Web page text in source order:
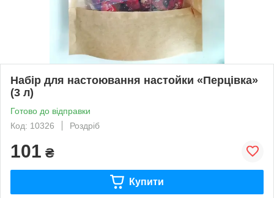
Набір для настоювання настойки «Перцівка»
(3 л)
Готово до відправки
Код: 10326
Роздріб
101 ₴
Купити